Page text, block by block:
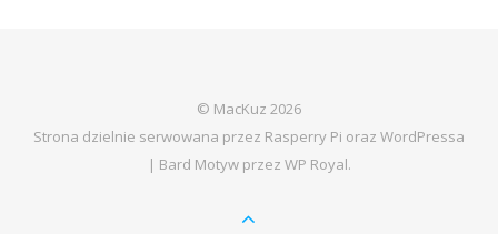
© MacKuz 2026
Strona dzielnie serwowana przez Rasperry Pi oraz WordPressa
| Bard Motyw przez WP Royal.